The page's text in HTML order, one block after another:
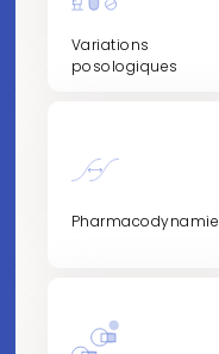
Variations
posologiques
Pharmacodynamie